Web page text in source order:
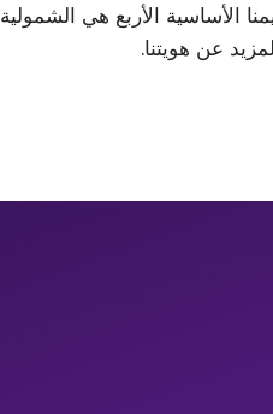
الأساسية الأربع هي الشمولية
عن هويتنا.